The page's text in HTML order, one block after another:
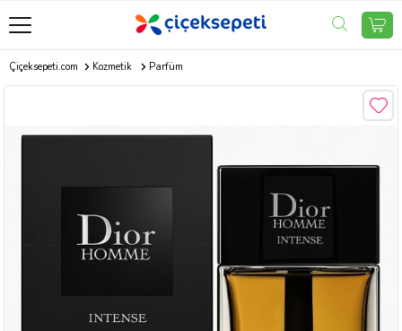
Çiçeksepeti.com Kozmetik Parfüm